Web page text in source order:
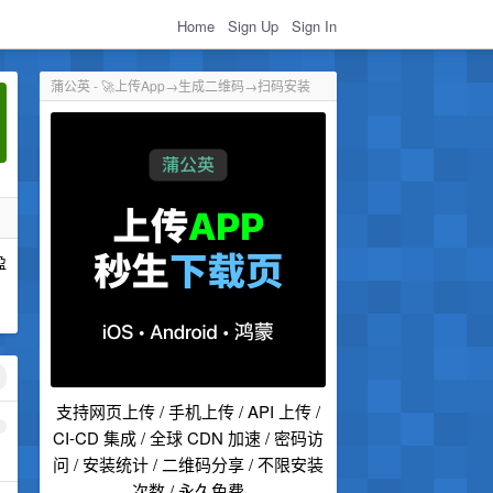
Home Sign Up Sign In
蒲公英 - 🚀上传App→生成二维码→扫码安装
支持网页上传 / 手机上传 / API 上传 /
CI-CD 集成 / 全球 CDN 加速 / 密码访
问 / 安装统计 / 二维码分享 / 不限安装